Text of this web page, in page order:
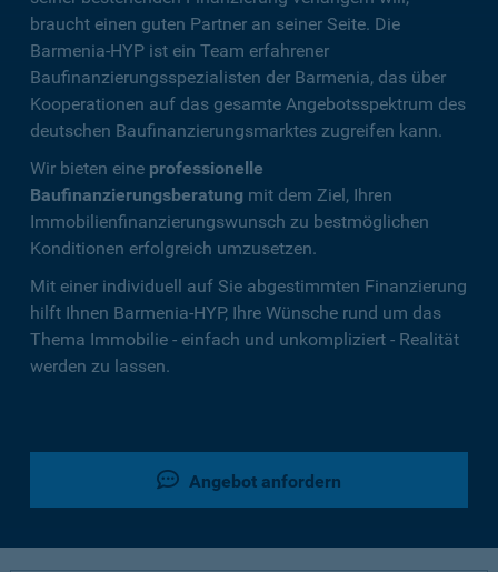
braucht einen guten Partner an seiner Seite. Die
Barmenia-HYP ist ein Team erfahrener
Baufinanzierungsspezialisten der Barmenia, das über
Kooperationen auf das gesamte Angebotsspektrum des
deutschen Baufinanzierungsmarktes zugreifen kann.
Wir bieten eine professionelle
Baufinanzierungsberatung mit dem Ziel, Ihren
Immobilienfinanzierungswunsch zu bestmöglichen
Konditionen erfolgreich umzusetzen.
Mit einer individuell auf Sie abgestimmten Finanzierung
hilft Ihnen Barmenia-HYP, Ihre Wünsche rund um das
Thema Immobilie - einfach und unkompliziert - Realität
werden zu lassen.
Angebot anfordern